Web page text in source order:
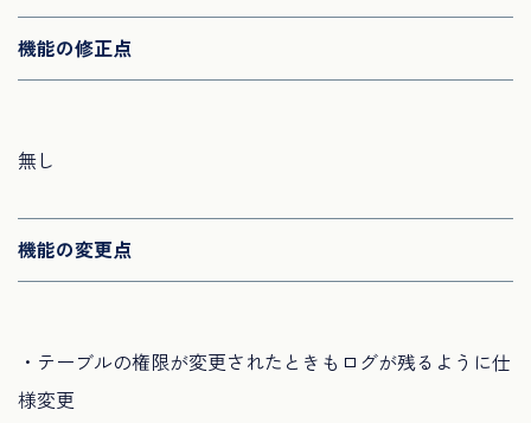
機能の修正点
無し
機能の変更点
・テーブルの権限が変更されたときもログが残るように仕
様変更